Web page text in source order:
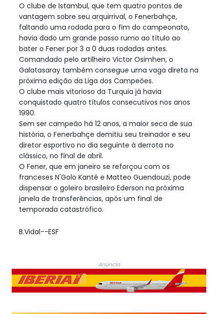
O clube de Istambul, que tem quatro pontos de
vantagem sobre seu arquirrival, o Fenerbahçe,
faltando uma rodada para o fim do campeonato,
havia dado um grande passo rumo ao título ao
bater o Fener por 3 a 0 duas rodadas antes.
Comandado pelo artilheiro Victor Osimhen, o
Galatasaray também consegue uma vaga direta na
próxima edição da Liga dos Campeões.
O clube mais vitorioso da Turquia já havia
conquistado quatro títulos consecutivos nos anos
1990.
Sem ser campeão há 12 anos, a maior seca de sua
história, o Fenerbahçe demitiu seu treinador e seu
diretor esportivo no dia seguinte à derrota no
clássico, no final de abril.
O Fener, que em janeiro se reforçou com os
franceses N'Golo Kanté e Matteo Guendouzi, pode
dispensar o goleiro brasileiro Ederson na próxima
janela de transferências, após um final de
temporada catastrófico.
B.Vidal--ESF
Anúncio